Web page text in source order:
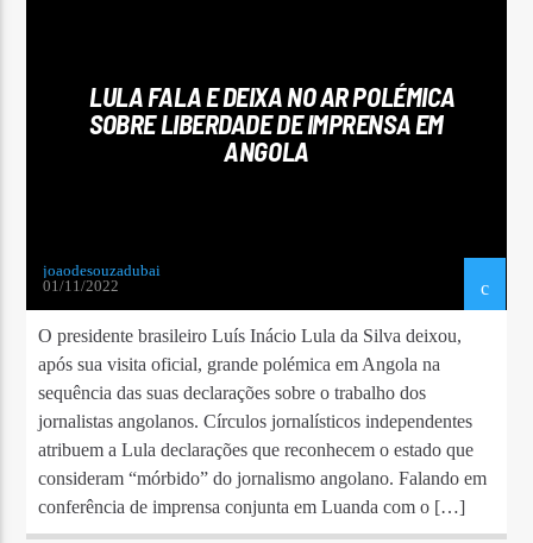
LULA FALA E DEIXA NO AR POLÉMICA
SOBRE LIBERDADE DE IMPRENSA EM
ANGOLA
joaodesouzadubai
01/11/2022
O presidente brasileiro Luís Inácio Lula da Silva deixou,
após sua visita oficial, grande polémica em Angola na
sequência das suas declarações sobre o trabalho dos
jornalistas angolanos. Círculos jornalísticos independentes
atribuem a Lula declarações que reconhecem o estado que
consideram “mórbido” do jornalismo angolano. Falando em
conferência de imprensa conjunta em Luanda com o […]